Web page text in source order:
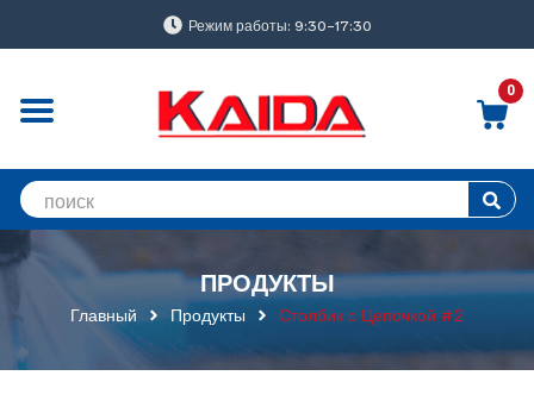
Режим работы: 9:30-17:30
0
ПРОДУКТЫ
Главный Продукты Столбик с Цепочкой #2